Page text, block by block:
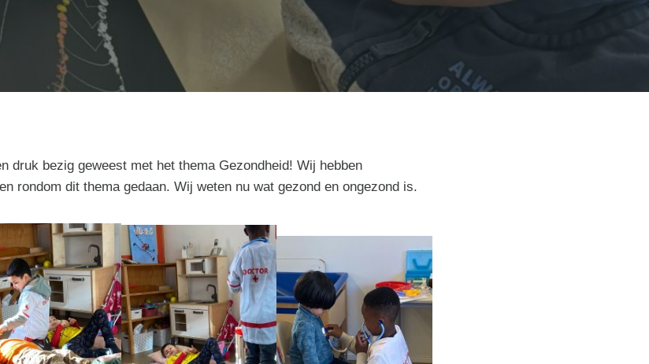
druk bezig geweest met het thema Gezondheid! Wij hebben
rondom dit thema gedaan. Wij weten nu wat gezond en ongezond is.